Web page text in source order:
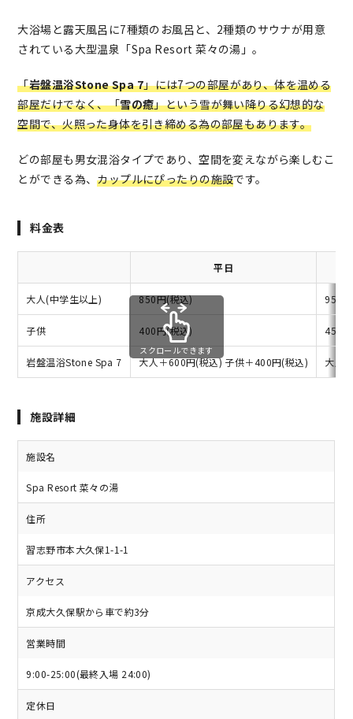
大浴場と露天風呂に7種類のお風呂と、2種類のサウナが用意
されている大型温泉「Spa Resort 菜々の湯」。
「岩盤温浴Stone Spa 7」には7つの部屋があり、体を温める
部屋だけでなく、「雪の癒」という雪が舞い降りる幻想的な
空間で、火照った身体を引き締める為の部屋もあります。
どの部屋も男女混浴タイプであり、空間を変えながら楽しむこ
とができる為、カップルにぴったりの施設です。
料金表
平日
大人(中学生以上) 850円(税込) 950
子供 400円(税込) 450
岩盤温浴Stone Spa 7 大人＋600円(税込) 子供＋400円(税込) 大人
スクロールできます
施設詳細
施設名
Spa Resort 菜々の湯
住所
習志野市本大久保1-1-1
アクセス
京成大久保駅から車で約3分
営業時間
9:00-25:00(最終入場 24:00)
定休日